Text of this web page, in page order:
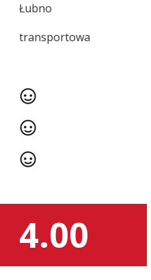
Łubno
transportowa
4.00